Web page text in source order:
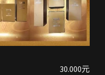
30.000元